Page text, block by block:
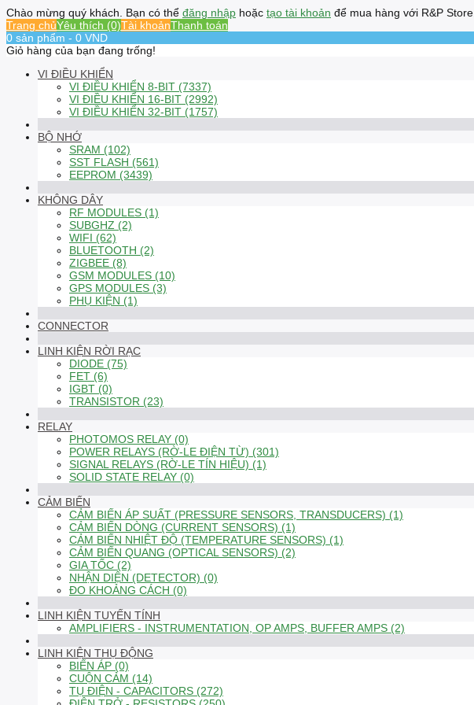
Chào mừng quý khách. Bạn có thể đăng nhập hoặc tạo tài khoản để mua hàng với R&P Store.
Trang chủYêu thích (0)Tài khoảnThanh toán
0 sản phẩm - 0 VND
Giỏ hàng của bạn đang trống!
VI ĐIỀU KHIỂN
VI ĐIỀU KHIỂN 8-BIT (7337)
VI ĐIỀU KHIỂN 16-BIT (2992)
VI ĐIỀU KHIỂN 32-BIT (1757)
BỘ NHỚ
SRAM (102)
SST FLASH (561)
EEPROM (3439)
KHÔNG DÂY
RF MODULES (1)
SUBGHZ (2)
WIFI (62)
BLUETOOTH (2)
ZIGBEE (8)
GSM MODULES (10)
GPS MODULES (3)
PHỤ KIỆN (1)
CONNECTOR
LINH KIỆN RỜI RẠC
DIODE (75)
FET (6)
IGBT (0)
TRANSISTOR (23)
RELAY
PHOTOMOS RELAY (0)
POWER RELAYS (RỜ-LE ĐIỆN TỪ) (301)
SIGNAL RELAYS (RỜ-LE TÍN HIỆU) (1)
SOLID STATE RELAY (0)
CẢM BIẾN
CẢM BIẾN ÁP SUẤT (PRESSURE SENSORS, TRANSDUCERS) (1)
CẢM BIẾN DÒNG (CURRENT SENSORS) (1)
CẢM BIẾN NHIỆT ĐỘ (TEMPERATURE SENSORS) (1)
CẢM BIẾN QUANG (OPTICAL SENSORS) (2)
GIA TỐC (2)
NHẬN DIỆN (DETECTOR) (0)
ĐO KHOẢNG CÁCH (0)
LINH KIỆN TUYẾN TÍNH
AMPLIFIERS - INSTRUMENTATION, OP AMPS, BUFFER AMPS (2)
LINH KIỆN THỤ ĐỘNG
BIẾN ÁP (0)
CUỘN CẢM (14)
TỤ ĐIỆN - CAPACITORS (272)